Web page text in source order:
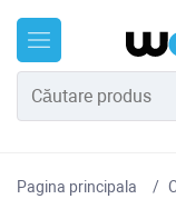
Pagina principala